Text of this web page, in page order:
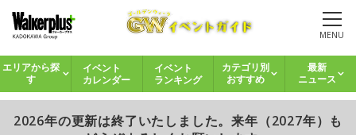
MENU
エリアから探
す
イベント
カレンダー
イベント
ランキング
カテゴリ別
おすすめ
最新
ニュース
2026年の更新は終了いたしました。来年（2027年）も